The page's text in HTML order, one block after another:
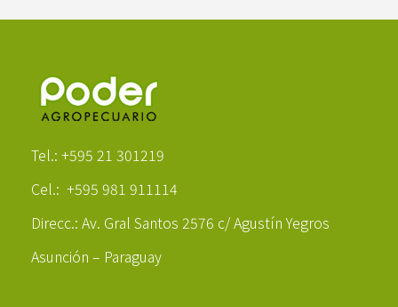
Tel.: +595 21 301219
Cel.: +595 981 911114
Direcc.: Av. Gral Santos 2576 c/ Agustín Yegros
Asunción – Paraguay